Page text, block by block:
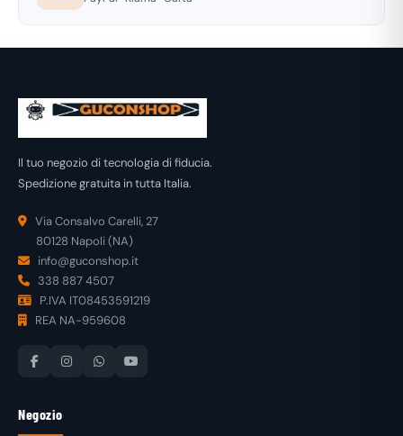
Il tuo negozio di tecnologia di fiducia.
Spedizione gratuita in tutta Italia.
Via Consalvo Carelli, 27
80128 Napoli (NA)
info@guconshop.it
338 887 4507
P.IVA IT08453591219
REA NA-959608
Negozio